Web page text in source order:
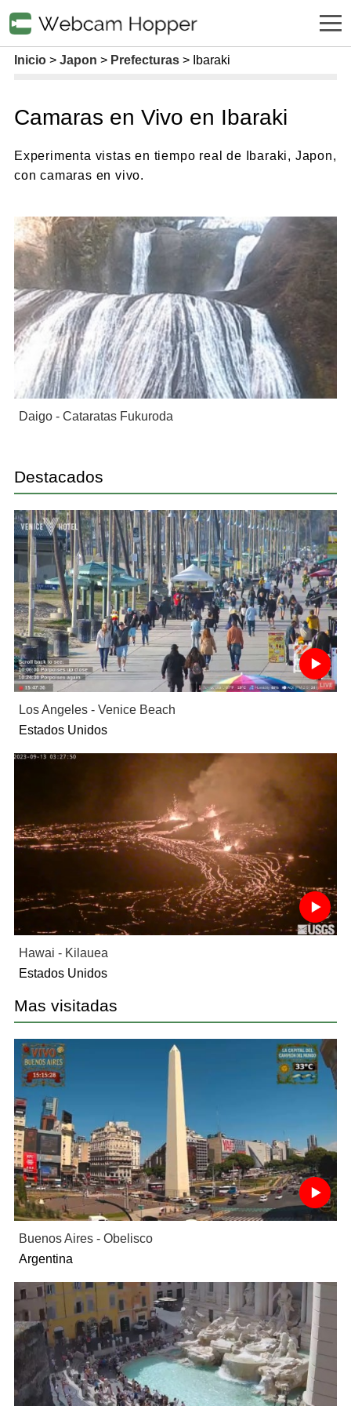
Inicio Japon Prefecturas Ibaraki
Camaras en Vivo en Ibaraki
Experimenta vistas en tiempo real de Ibaraki, Japon,
con camaras en vivo.
Daigo - Cataratas Fukuroda
Destacados
Los Angeles - Venice Beach
Estados Unidos
Hawai - Kilauea
Estados Unidos
Mas visitadas
Buenos Aires - Obelisco
Argentina